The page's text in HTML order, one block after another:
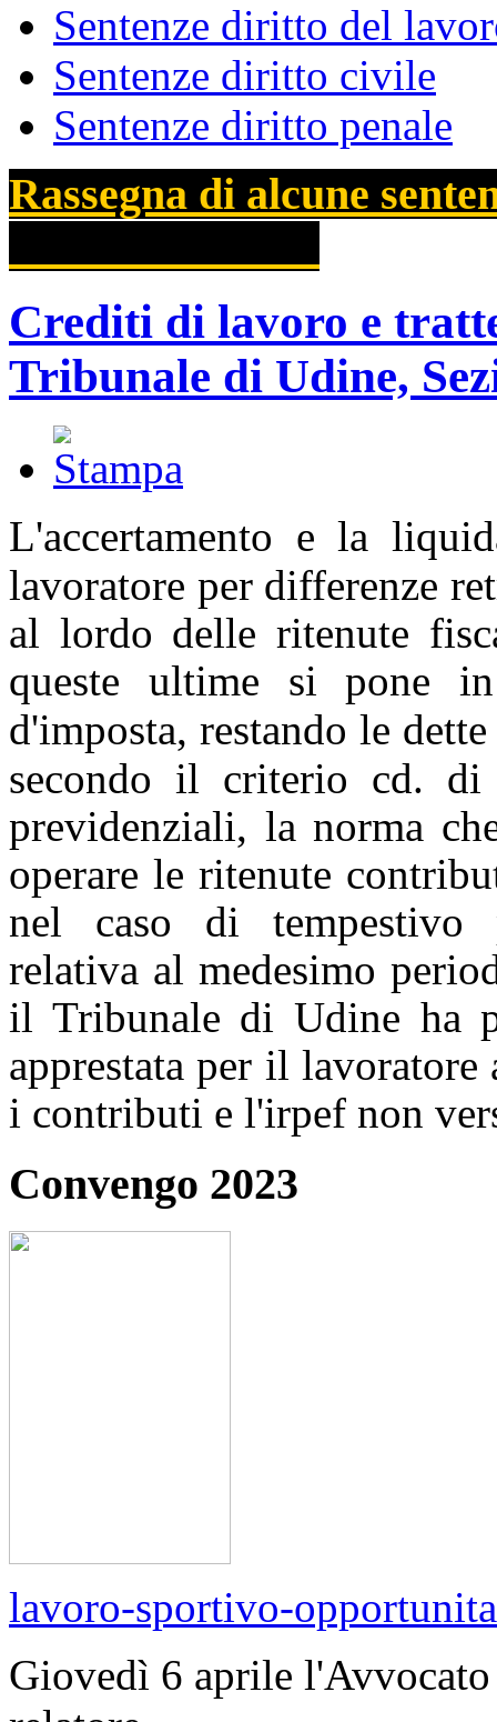
Sentenze diritto del
Sentenze diritto civile
Sentenze diritto penale
Rassegna di alcune
Crediti di lavoro e
Tribunale di Udine,
L'accertamento e la
lavoratore per differenze
al lordo delle ritenute
queste ultime si pone
d'imposta, restando le
secondo il criterio cd. di
previdenziali, la norma
operare le ritenute
nel caso di tempestivo
relativa al medesimo
il Tribunale di Udine ha
apprestata per il
i contributi e l'irpef non
Convengo 2023
lavoro-sportivo-
Giovedì 6 aprile